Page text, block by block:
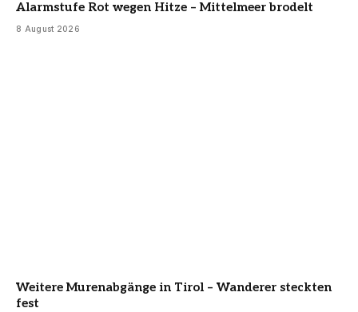
Alarmstufe Rot wegen Hitze – Mittelmeer brodelt
8 August 2026
Weitere Murenabgänge in Tirol – Wanderer steckten
fest